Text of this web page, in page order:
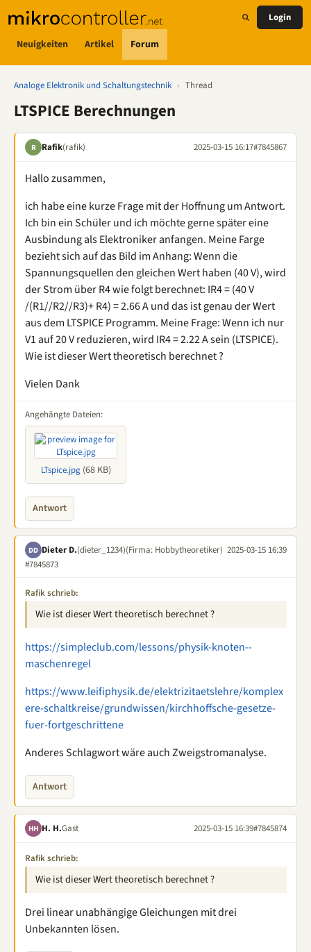
Neuigkeiten Artikel Forum
Login
Analoge Elektronik und Schaltungstechnik › Thread
LTSPICE Berechnungen
R Rafik(rafik) 2025-03-15 16:17#7845867
Hallo zusammen,
ich habe eine kurze Frage mit der Hoffnung um Antwort.
Ich bin ein Schüler und ich möchte gerne später eine
Ausbindung als Elektroniker anfangen. Meine Farge
bezieht sich auf das Bild im Anhang: Wenn die
Spannungsquellen den gleichen Wert haben (40 V), wird
der Strom über R4 wie folgt berechnet: IR4 = (40 V
/(R1//R2//R3)+ R4) = 2.66 A und das ist genau der Wert
aus dem LTSPICE Programm. Meine Frage: Wenn ich nur
V1 auf 20 V reduzieren, wird IR4 = 2.22 A sein (LTSPICE).
Wie ist dieser Wert theoretisch berechnet ?
Vielen Dank
Angehängte Dateien:
LTspice.jpg(68 KB)
Antwort
DD Dieter D.(dieter_1234)(Firma: Hobbytheoretiker) 2025-03-15 16:39
#7845873
Rafik schrieb:
Wie ist dieser Wert theoretisch berechnet ?
https://simpleclub.com/lessons/physik-knoten--
maschenregel
https://www.leifiphysik.de/elektrizitaetslehre/komplex
ere-schaltkreise/grundwissen/kirchhoffsche-gesetze-
fuer-fortgeschrittene
Anderes Schlagwort wäre auch Zweigstromanalyse.
Antwort
HH H. H.Gast 2025-03-15 16:39#7845874
Rafik schrieb:
Wie ist dieser Wert theoretisch berechnet ?
Drei linear unabhängige Gleichungen mit drei
Unbekannten lösen.